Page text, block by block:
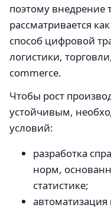
поэтому внедрение
рассматривается
способ цифровой
логистики,
commerce.
Чтобы рост
устойчивым,
условий:
разработка
норм,
статистике;
автоматизация